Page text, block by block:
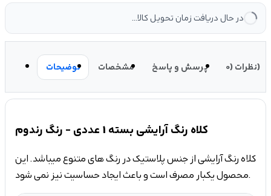
در حال دریافت زمان تحویل کالا...
توضیحات مشخصات پرسش و پاسخ نظرات (0)
کلاه رنگ آرایشی بسته 1 عددی - رنگ رندوم
کلاه رنگ آرایشی از جنس پلاستیک در رنگ های متنوع میباشد. این
محصول یکبار مصرف است و باعث ایجاد حساسیت نیز نمی شود.